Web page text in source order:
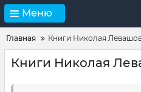
Меню
Главная Книги Николая
Книги Николая